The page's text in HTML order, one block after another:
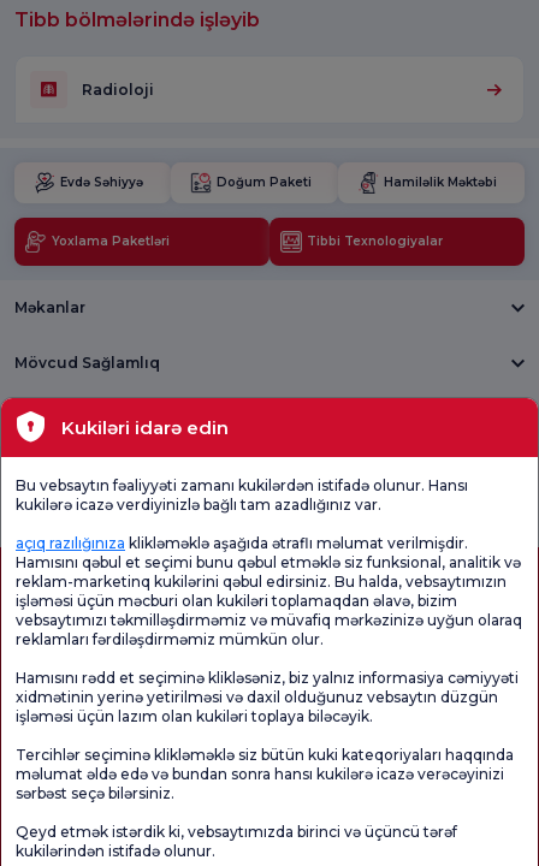
Tibb bölmələrində işləyib
Radioloji
Evdə Səhiyyə Doğum Paketi Hamiləlik Məktəbi
Yoxlama Paketləri Tibbi Texnologiyalar
Məkanlar
Mövcud Sağlamlıq
Tibbi bölmələr
Ümumi
Məmnuniyyət
Sorğusu
Məmnuniyyət
Sorğusunu
yoxlayın.
Promo
Səhifənin məzmunu yalnız məlumat məqsədi daşıyır. Diaqnoz və müalicə üçün
mütləq həkiminizlə məsləhətləşin.
@2026 Group Florence Nightingale Xəstəxanaları
Kukiləri idarə edin
Bu vebsaytın fəaliyyəti zamanı kukilərdən istifadə olunur. Hansı
kukilərə icazə verdiyinizlə bağlı tam azadlığınız var.
açıq razılığınıza klikləməklə aşağıda ətraflı məlumat verilmişdir.
Hamısını qəbul et seçimi bunu qəbul etməklə siz funksional, analitik və
reklam-marketinq kukilərini qəbul edirsiniz. Bu halda, vebsaytımızın
işləməsi üçün məcburi olan kukiləri toplamaqdan əlavə, bizim
vebsaytımızı təkmilləşdirməmiz və müvafiq mərkəzinizə uyğun olaraq
reklamları fərdiləşdirməmiz mümkün olur.
Hamısını rədd et seçiminə klikləsəniz, biz yalnız informasiya cəmiyyəti
xidmətinin yerinə yetirilməsi və daxil olduğunuz vebsaytın düzgün
işləməsi üçün lazım olan kukiləri toplaya biləcəyik.
Tercihlər seçiminə klikləməklə siz bütün kuki kateqoriyaları haqqında
məlumat əldə edə və bundan sonra hansı kukilərə icazə verəcəyinizi
sərbəst seçə bilərsiniz.
Qeyd etmək istərdik ki, vebsaytımızda birinci və üçüncü tərəf
kukilərindən istifadə olunur.